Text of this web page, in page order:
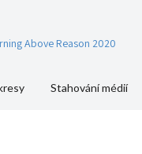
Above Reason 2020
Stahování médií